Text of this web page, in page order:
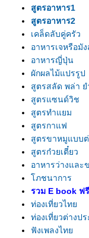
สูตรอาหาร1
สูตรอาหาร2
เคล็ดลับคู่ครัว
อาหารเจหรือมั
อาหารญี่ปุ่น
ผักผลไม้แปรรูป
สูตรสลัด พล่า ย
สูตรแซนด์วิช
สูตรทำแยม
สูตรกาแฟ
สูตรขาหมูแบบต่
สูตรก๋วยเตี๋ยว
อาหารว่างและ
ภชนาการ
รวม E book ฟรี
ท่องเที่ยวไท
ท่องเที่ยวต่างปร
ฟังเพลงไท